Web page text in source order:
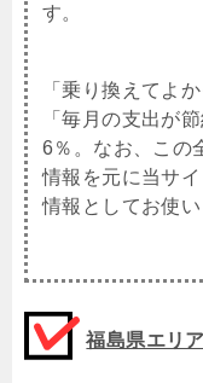
す。
「乗り換えてよ
「毎月の支出が
6％。なお、この
情報を元に当サ
情報としてお使い
福島県エリ